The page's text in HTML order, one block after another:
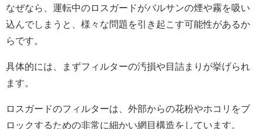
なぜなら、運転中のロスガードがバルサンの煙や霧を吸い
込んでしまうと、様々な問題を引き起こす可能性があるか
らです。
具体的には、まずフィルターの汚損や目詰まりが挙げられ
ます。
ロスガードのフィルターは、外部からの花粉やホコリをブ
ロックするための非常に細かい網目構造をしています。